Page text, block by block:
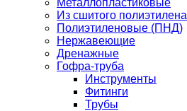
Металлопластиковые
Из сшитого полиэтилена
Полиэтиленовые (ПНД)
Нержавеющие
Дренажные
Гофра-труба
Инструменты
Фитинги
Трубы